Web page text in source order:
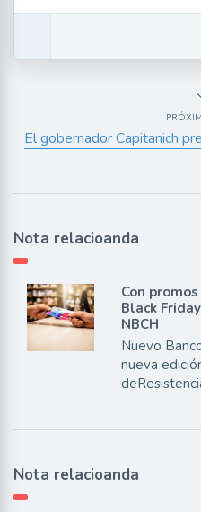
El gobernador Capitanich
Nota relacioanda
Con
Black
NBCH
Nuevo
nueva
Nota relacioanda